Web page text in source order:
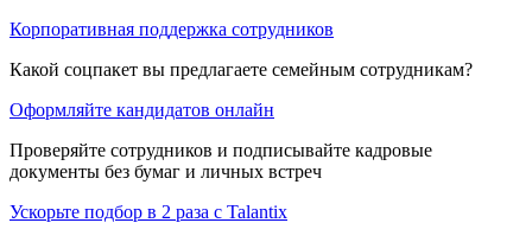
Корпоративная поддержка сотрудников
Какой соцпакет вы предлагаете семейным сотрудникам?
Оформляйте кандидатов онлайн
Проверяйте сотрудников и подписывайте кадровые
документы без бумаг и личных встреч
Ускорьте подбор в 2 раза с Talantix